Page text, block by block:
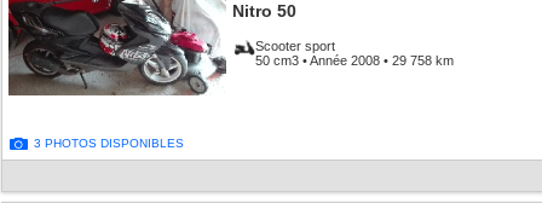
3 PHOTOS DISPONIBLES
Nitro 50
Scooter sport
50 cm3 • Année 2008 • 29 758 km